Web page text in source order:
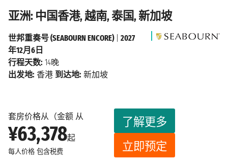
亚洲: 中国香港, 越南, 泰国, 新加坡
套房价格从（金额 从
¥63,378起
每人价格 包含税费
了解更多
立即预定
世邦重奏号 (SEABOURN ENCORE)| 2027
年12月6日
行程天数: 14晚
出发地: 香港 到达地: 新加坡